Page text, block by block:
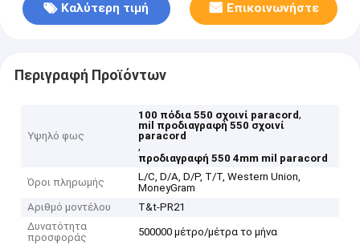
Καλύτερη τιμή Επικοινωνήστε
Περιγραφή Προϊόντων
Υψηλό φως
100 πόδια 550 σχοινί paracord,
mil προδιαγραφή 550 σχοινί
paracord
,
προδιαγραφή 550 4mm mil paracord
Όροι πληρωμής
L/C, D/A, D/P, T/T, Western Union,
MoneyGram
Αριθμό μοντέλου
T&t-PR21
Δυνατότητα
προσφοράς
500000 μέτρο/μέτρα το μήνα